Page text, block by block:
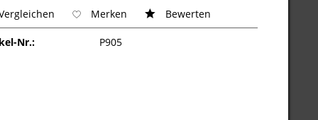
Merken Bewerten
Nr.: P905